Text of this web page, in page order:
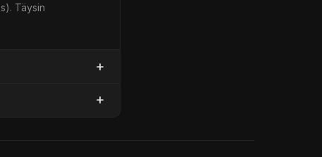
Täysin